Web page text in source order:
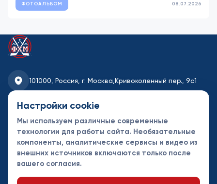
ФОТОАЛЬБОМ 08.07.2026
101000, Россия, г. Москва, Кривоколенный пер., 9с1
fhmoscow@mail.ru
8-495-621-35-95
Новости
Турниры
Контакты
партнеры
Настройки cookie
Мы используем различные современные
технологии для работы сайта. Необязательные
компоненты, аналитические сервисы и видео из
внешних источников включаются только после
вашего согласия.